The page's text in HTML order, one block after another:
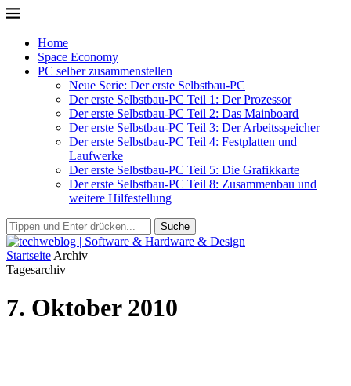
Home
Space Economy
PC selber zusammenstellen
Neue Serie: Der erste Selbstbau-PC
Der erste Selbstbau-PC Teil 1: Der Prozessor
Der erste Selbstbau-PC Teil 2: Das Mainboard
Der erste Selbstbau-PC Teil 3: Der Arbeitsspeicher
Der erste Selbstbau-PC Teil 4: Festplatten und
Laufwerke
Der erste Selbstbau-PC Teil 5: Die Grafikkarte
Der erste Selbstbau-PC Teil 8: Zusammenbau und
weitere Hilfestellung
Suche
Startseite Archiv
Tagesarchiv
7. Oktober 2010